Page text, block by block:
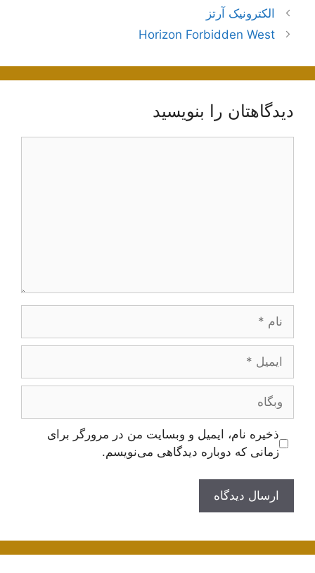
ناوبری
نوشته‌ها
الکترونیک آرتز
Horizon Forbidden West
دیدگاهتان را بنویسید
ایمیل
وبگاه
ذخیره نام، ایمیل و وبسایت من در مرورگر برای
زمانی که دوباره دیدگاهی می‌نویسم.